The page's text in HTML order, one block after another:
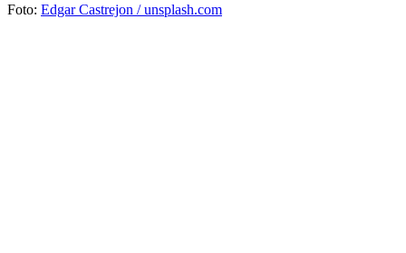
Foto: Edgar Castrejon / unsplash.com